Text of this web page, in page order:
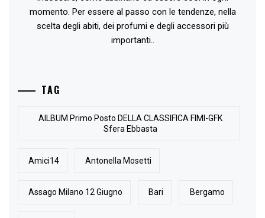
momento. Per essere al passo con le tendenze, nella
scelta degli abiti, dei profumi e degli accessori più
importanti..
TAG
AlLBUM Primo Posto DELLA CLASSIFICA FIMI-GFK
Sfera Ebbasta
Amici14 Antonella Mosetti
Assago Milano 12 Giugno Bari Bergamo